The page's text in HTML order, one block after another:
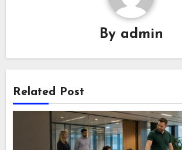
By admin
Related Post